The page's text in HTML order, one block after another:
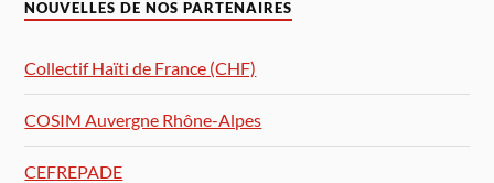
NOUVELLES DE NOS PARTENAIRES
Collectif Haïti de France (CHF)
COSIM Auvergne Rhône-Alpes
CEFREPADE